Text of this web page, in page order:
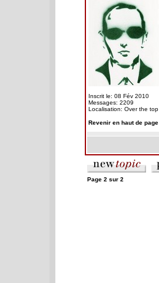
Inscrit le: 08 Fév 2010
Messages: 2209
Localisation: Over the top
Revenir en haut de page
Page 2 sur 2